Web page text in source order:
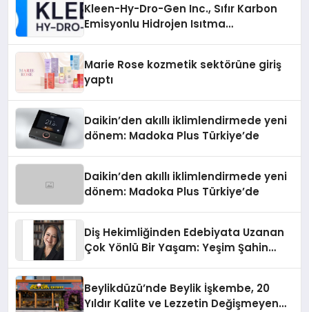
Kleen-Hy-Dro-Gen Inc., Sıfır Karbon
Emisyonlu Hidrojen Isıtma
Marie Rose kozmetik sektörüne giriş
yaptı
Daikin’den akıllı iklimlendirmede yeni
dönem: Madoka Plus Türkiye’de
Daikin’den akıllı iklimlendirmede yeni
dönem: Madoka Plus Türkiye’de
Diş Hekimliğinden Edebiyata Uzanan
Çok Yönlü Bir Yaşam: Yeşim Şahin
Beylikdüzü’nde Beylik İşkembe, 20
Yıldır Kalite ve Lezzetin Değişmeyen